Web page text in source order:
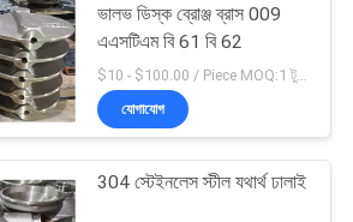
ভালভ ডিস্ক ব্রোঞ্জ ব্রাস 009
এএসটিএম বি 61 বি 62
যোগাযোগ
304 স্টেইনলেস স্টীল যথার্থ ঢালাই